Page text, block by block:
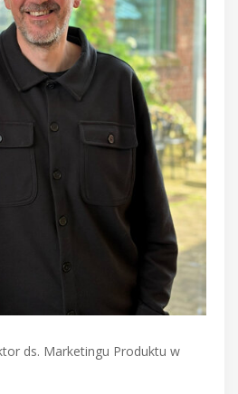
ds. Marketingu Produktu w